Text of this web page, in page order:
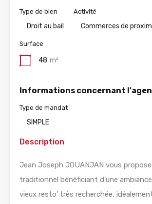
Type de bien
Droit au bail
Activité
Commerces de
Surface
48 m²
Informations concernant
Type de mandat
SIMPLE
Description
Jean Joseph JOUANJAN vous
traditionnel bénéficiant d’une
vieux resto’ très recherchée,